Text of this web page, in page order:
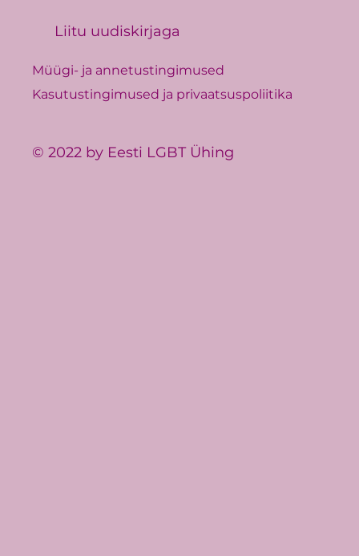
Liitu uudiskirjaga
Müügi- ja annetustingimused
Kasutustingimused ja privaatsuspoliitika
© 2022 by Eesti LGBT Ühing